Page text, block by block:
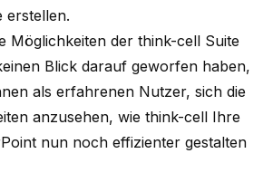
erstellen.
Möglichkeiten der think-cell Suite
Blick darauf geworfen haben,
als erfahrenen Nutzer, sich die
anzusehen, wie think-cell Ihre
nun noch effizienter gestalten